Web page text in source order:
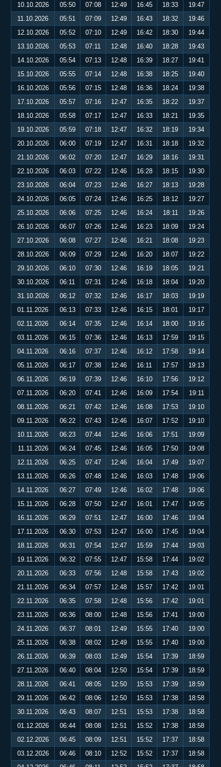
10.10.2026
05:50 07:08 12:49 16:45 18:33
19:47
11.10.2026
05:51 07:09 12:49 16:43 18:32
19:46
12.10.2026
05:52 07:10 12:49 16:42 18:30
19:44
13.10.2026
05:53 07:11 12:48 16:40 18:28
19:43
14.10.2026
05:54 07:13 12:48 16:39 18:27
19:41
15.10.2026
05:55 07:14 12:48 16:38 18:25
19:40
16.10.2026
05:56 07:15 12:48 16:36 18:24
19:38
17.10.2026
05:57 07:16 12:47 16:35 18:22
19:37
18.10.2026
05:58 07:17 12:47 16:33 18:21
19:35
19.10.2026
05:59 07:18 12:47 16:32 18:19
19:34
20.10.2026
06:00 07:19 12:47 16:31 18:18
19:32
21.10.2026
06:02 07:20 12:47 16:29 18:16
19:31
22.10.2026
06:03 07:22 12:46 16:28 18:15
19:30
23.10.2026
06:04 07:23 12:46 16:27 18:13
19:28
24.10.2026
06:05 07:24 12:46 16:25 18:12
19:27
25.10.2026
06:06 07:25 12:46 16:24 18:11
19:26
26.10.2026
06:07 07:26 12:46 16:23 18:09
19:24
27.10.2026
06:08 07:27 12:46 16:21 18:08
19:23
28.10.2026
06:09 07:29 12:46 16:20 18:07
19:22
29.10.2026
06:10 07:30 12:46 16:19 18:05
19:21
30.10.2026
06:11 07:31 12:46 16:18 18:04
19:20
31.10.2026
06:12 07:32 12:46 16:17 18:03
19:19
01.11.2026
06:13 07:33 12:46 16:15 18:01
19:17
02.11.2026
06:14 07:35 12:46 16:14 18:00
19:16
03.11.2026
06:15 07:36 12:46 16:13 17:59
19:15
04.11.2026
06:16 07:37 12:46 16:12 17:58
19:14
05.11.2026
06:17 07:38 12:46 16:11 17:57
19:13
06.11.2026
06:19 07:39 12:46 16:10 17:56
19:12
07.11.2026
06:20 07:41 12:46 16:09 17:54
19:11
08.11.2026
06:21 07:42 12:46 16:08 17:53
19:10
09.11.2026
06:22 07:43 12:46 16:07 17:52
19:10
10.11.2026
06:23 07:44 12:46 16:06 17:51
19:09
11.11.2026
06:24 07:45 12:46 16:05 17:50
19:08
12.11.2026
06:25 07:47 12:46 16:04 17:49
19:07
13.11.2026
06:26 07:48 12:46 16:03 17:48
19:06
14.11.2026
06:27 07:49 12:46 16:02 17:48
19:06
15.11.2026
06:28 07:50 12:47 16:01 17:47
19:05
16.11.2026
06:29 07:51 12:47 16:00 17:46
19:04
17.11.2026
06:30 07:53 12:47 16:00 17:45
19:04
18.11.2026
06:31 07:54 12:47 15:59 17:44
19:03
19.11.2026
06:32 07:55 12:47 15:58 17:44
19:02
20.11.2026
06:33 07:56 12:48 15:58 17:43
19:02
21.11.2026
06:34 07:57 12:48 15:57 17:42
19:01
22.11.2026
06:35 07:58 12:48 15:56 17:42
19:01
23.11.2026
06:36 08:00 12:48 15:56 17:41
19:00
24.11.2026
06:37 08:01 12:49 15:55 17:40
19:00
25.11.2026
06:38 08:02 12:49 15:55 17:40
19:00
26.11.2026
06:39 08:03 12:49 15:54 17:39
18:59
27.11.2026
06:40 08:04 12:50 15:54 17:39
18:59
28.11.2026
06:41 08:05 12:50 15:53 17:39
18:59
29.11.2026
06:42 08:06 12:50 15:53 17:38
18:58
30.11.2026
06:43 08:07 12:51 15:53 17:38
18:58
01.12.2026
06:44 08:08 12:51 15:52 17:38
18:58
02.12.2026
06:45 08:09 12:51 15:52 17:37
18:58
03.12.2026
06:46 08:10 12:52 15:52 17:37
18:58